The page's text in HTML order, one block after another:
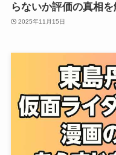
らないか評価の真相
2025年11月15日